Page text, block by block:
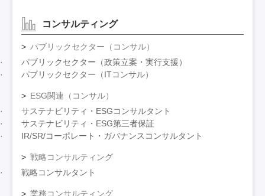
コンサルティング
パブリックセクター（コンサル）
パブリックセクター（政策立案・実行支援）
パブリックセクター（ITコンサル）
ESG関連（コンサル）
サステナビリティ・ESGコンサルタント
サステナビリティ・ESG第三者保証
IR/SR/コーポレート・ガバナンスコンサルタント
戦略コンサルティング
戦略コンサルタント
業務コンサルティング